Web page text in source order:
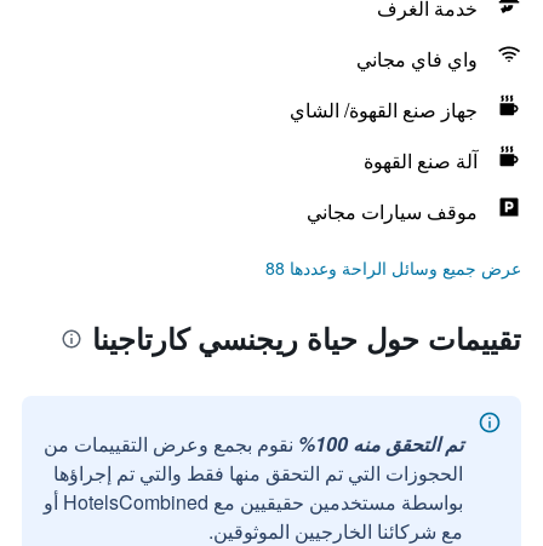
خدمة الغرف
واي فاي مجاني
جهاز صنع القهوة/ الشاي
آلة صنع القهوة
موقف سيارات مجاني
عرض جميع وسائل الراحة وعددها 88
تقييمات حول حياة ريجنسي كارتاجينا
تم التحقق منه 100%
نقوم بجمع وعرض التقييمات من
الحجوزات التي تم التحقق منها فقط والتي تم إجراؤها
بواسطة مستخدمين حقيقيين مع HotelsCombined أو
مع شركائنا الخارجيين الموثوقين.